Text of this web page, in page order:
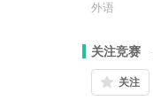
外语
关注竞赛
关注